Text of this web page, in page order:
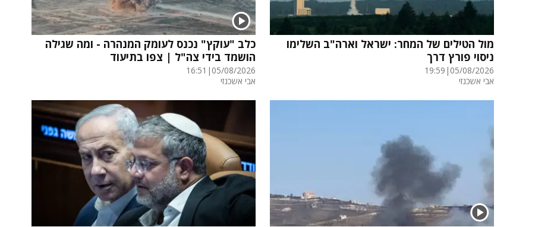
מול הטילים של המחר: ישראל וארה"ב השלימו
ניסוי פורץ דרך
05/08/2026
|
19:59
אבי אשכנזי
כלב "עוקץ" נכנס לעומק המנהרה - ומה שגילה
הושמד בידי צה"ל | צפו בתיעוד
05/08/2026
|
16:51
אבי אשכנזי